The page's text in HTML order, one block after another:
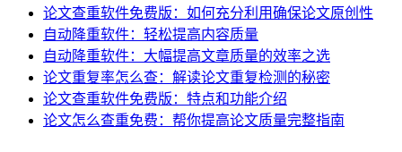
论文查重软件免费版：如何充分利用确保论文原创性
自动降重软件：轻松提高内容质量
自动降重软件：大幅提高文章质量的效率之选
论文重复率怎么查：解读论文重复检测的秘密
论文查重软件免费版：特点和功能介绍
论文怎么查重免费：帮你提高论文质量完整指南